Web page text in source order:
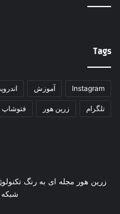
Tags
Instagram آموزش
تلگرام زرین هور فتوشاپ
زرین هور مجله ای به رنگ